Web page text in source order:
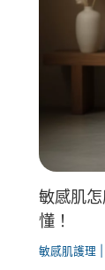
敏感肌
懂！
敏感肌護理